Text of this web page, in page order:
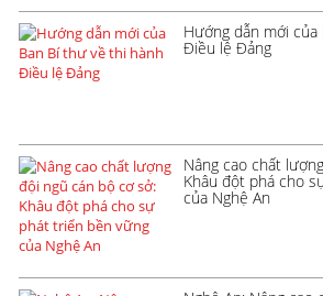
Hướng dẫn mới
Điều lệ Đảng
Nâng cao chất
Khâu đột phá cho
của Nghệ An